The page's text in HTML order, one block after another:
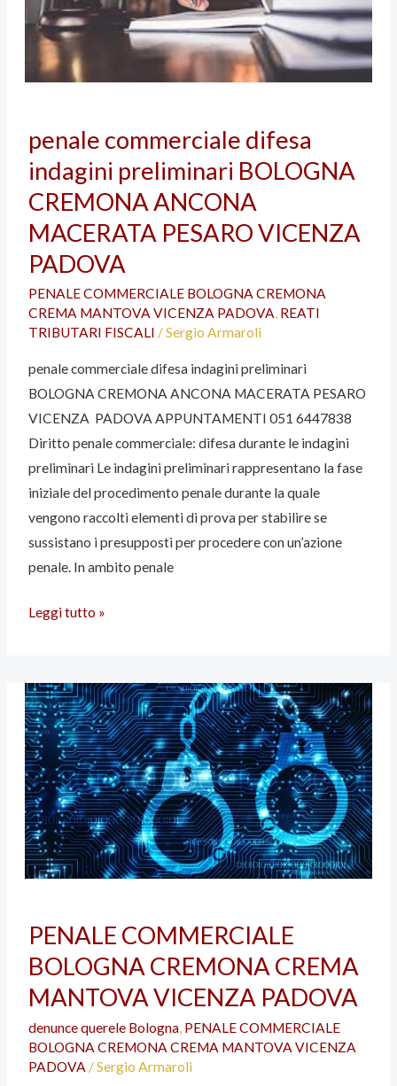
penale commerciale difesa
indagini preliminari BOLOGNA
CREMONA ANCONA
MACERATA PESARO VICENZA
PADOVA
PENALE COMMERCIALE BOLOGNA CREMONA
CREMA MANTOVA VICENZA PADOVA, REATI
TRIBUTARI FISCALI /Sergio Armaroli
penale commerciale difesa indagini preliminari
BOLOGNA CREMONA ANCONA MACERATA PESARO
VICENZA PADOVA APPUNTAMENTI 051 6447838
Diritto penale commerciale: difesa durante le indagini
preliminari Le indagini preliminari rappresentano la fase
iniziale del procedimento penale durante la quale
vengono raccolti elementi di prova per stabilire se
sussistano i presupposti per procedere con un’azione
penale. In ambito penale
commerciale
difesa
preliminari
BOLOGNA
CREMONA
ANCONA
MACERATA
PESARO
VICENZA
PADOVA
Leggi tutto »
PENALE COMMERCIALE
BOLOGNA CREMONA CREMA
MANTOVA VICENZA PADOVA
denunce querele Bologna, PENALE COMMERCIALE
BOLOGNA CREMONA CREMA MANTOVA VICENZA
PADOVA /Sergio Armaroli
COMMERCIALE
BOLOGNA
CREMONA
CREMA
MANTOVA
VICENZA